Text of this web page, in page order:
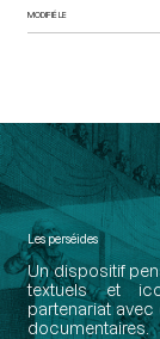
MODIFIÉ LE
Les perséides
Un dispositif
textuels et
partenariat
documentaires.